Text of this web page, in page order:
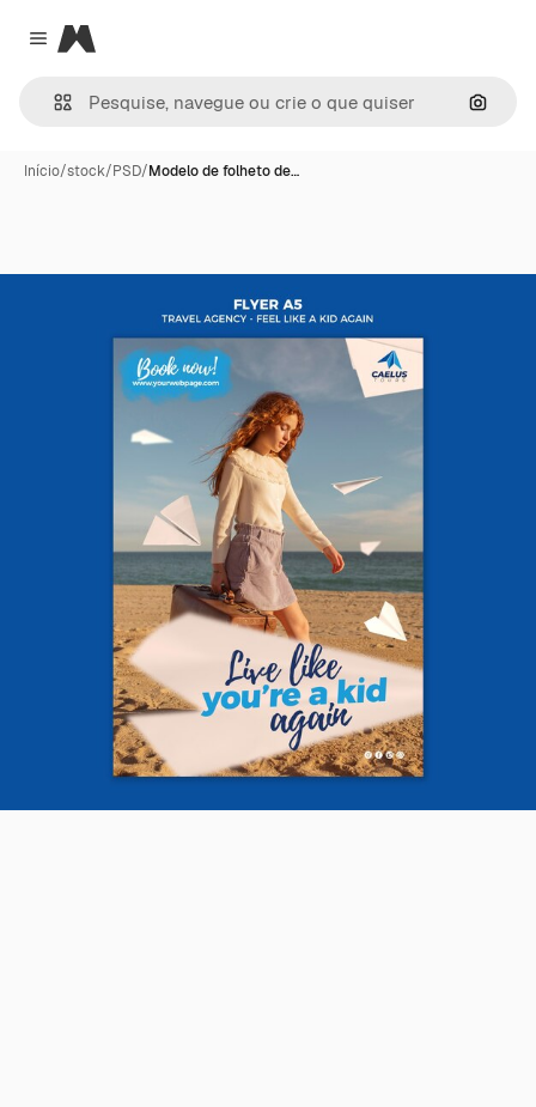
Close menu
Magnific
Início/stock/PSD/Modelo de folheto de…